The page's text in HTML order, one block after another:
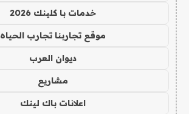
خدمات با كلينك 2026
موقع تجاربنا تجارب الحياه
ديوان العرب
مشاريع
اعلانات باك لينك